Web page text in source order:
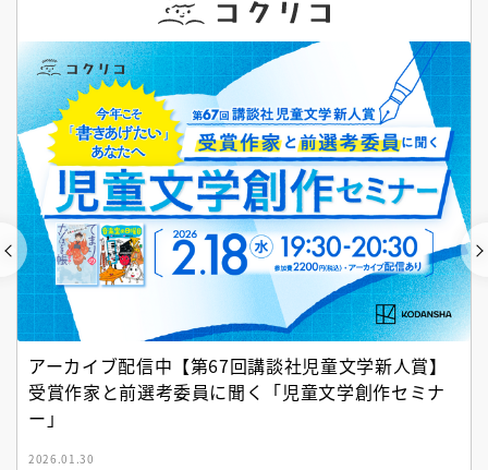
アーカイブ配信中【第67回講談社児童文学新人賞】
受賞作家と前選考委員に聞く「児童文学創作セミナ
ー」
2026.01.30